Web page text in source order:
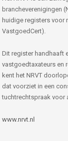
brancheverenigingen
huidige registers voor
VastgoedCert).
Dit register handhaaft
vastgoedtaxateurs en
kent het NRVT
dat voorziet in een
tuchtrechtspraak voor
www.nrvt.nl